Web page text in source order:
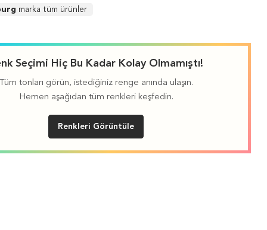
marka tüm ürünler
Seçimi Hiç Bu Kadar Kolay Olmamıştı!
tonları görün, istediğiniz renge anında ulaşın.
Hemen aşağıdan tüm renkleri keşfedin.
Renkleri Görüntüle